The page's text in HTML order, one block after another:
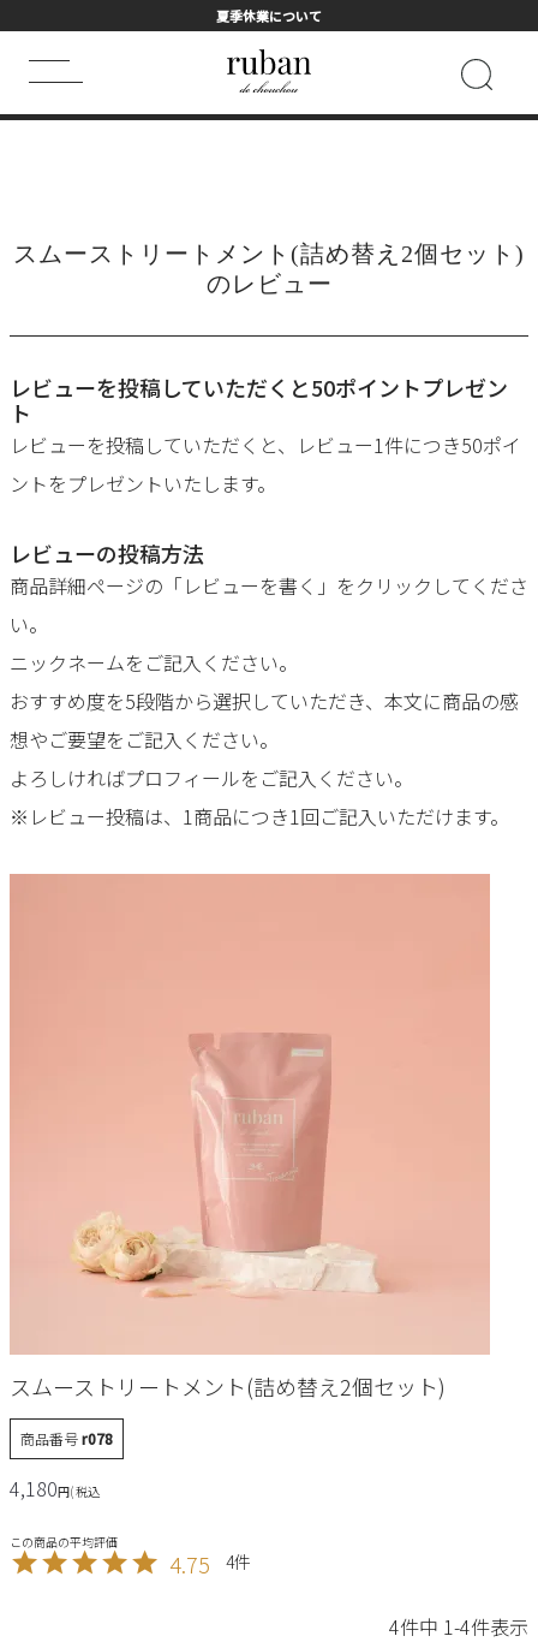
夏季休業について
シャンプー まつげ美容液 トライアル ヘアマスク
スムーストリートメント(詰め替え2個セット)のレビュー
スムーストリートメント(詰め替え2個セット)
のレビュー
レビューを投稿していただくと50ポイントプレゼン
ト
レビューを投稿していただくと、レビュー1件につき50ポイ
ントをプレゼントいたします。
レビューの投稿方法
商品詳細ページの「レビューを書く」をクリックしてくださ
い。
ニックネームをご記入ください。
おすすめ度を5段階から選択していただき、本文に商品の感
想やご要望をご記入ください。
よろしければプロフィールをご記入ください。
※レビュー投稿は、1商品につき1回ご記入いただけます。
スムーストリートメント(詰め替え2個セット)
商品番号r078
4,180 税込
4.75 4
4件中 1-4件表示